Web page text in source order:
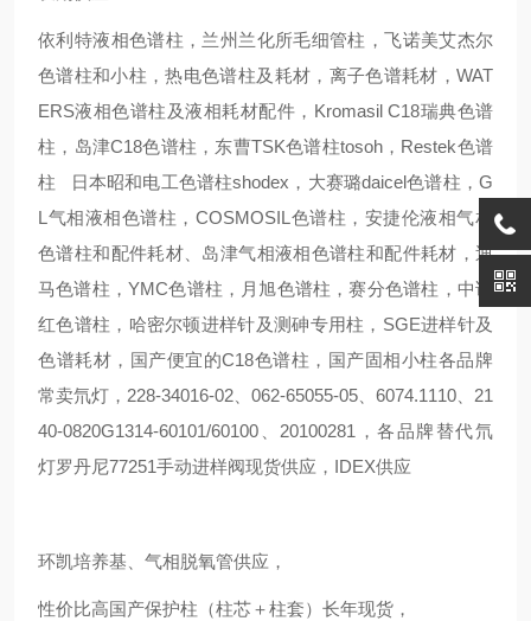
依利特液相色谱柱，兰州兰化所毛细管柱，飞诺美艾杰尔
色谱柱和小柱，热电色谱柱及耗材，离子色谱耗材，WAT
ERS液相色谱柱及液相耗材配件，Kromasil C18瑞典色谱
柱，岛津C18色谱柱，东曹TSK色谱柱tosoh，Restek色谱
柱 日本昭和电工色谱柱shodex，大赛璐daicel色谱柱，G
L气相液相色谱柱，COSMOSIL色谱柱，安捷伦液相气相
色谱柱和配件耗材、岛津气相液相色谱柱和配件耗材，迪
马色谱柱，YMC色谱柱，月旭色谱柱，赛分色谱柱，中谱
红色谱柱，哈密尔顿进样针及测砷专用柱，SGE进样针及
色谱耗材，国产便宜的C18色谱柱，国产固相小柱各品牌
常卖氘灯，228-34016-02、062-65055-05、6074.1110、21
40-0820G1314-60101/60100、20100281，各品牌替代氘
灯罗丹尼77251手动进样阀现货供应，IDEX供应
环凯培养基、气相脱氧管供应，
性价比高国产保护柱（柱芯＋柱套）长年现货，